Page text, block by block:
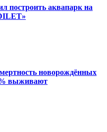
построить аквапарк на
новорождённых
выживают